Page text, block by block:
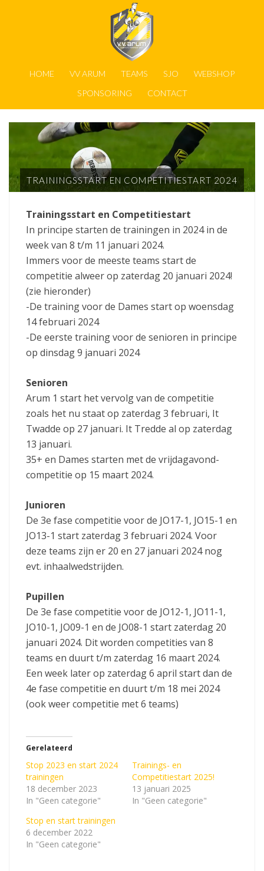
HOME VV ARUM TEAMS SJO
WEBSHOP
SPONSORING
CONTACT
TRAININGSSTART EN COMPETITIESTART 2024
Trainingsstart en Competitiestart
In principe starten de trainingen in 2024 in de
week van 8 t/m 11 januari 2024.
Immers voor de meeste teams start de
competitie alweer op zaterdag 20 januari 2024!
(zie hieronder)
-De training voor de Dames start op woensdag
14 februari 2024
-De eerste training voor de senioren in principe
op dinsdag 9 januari 2024
Senioren
Arum 1 start het vervolg van de competitie
zoals het nu staat op zaterdag 3 februari, It
Twadde op 27 januari. It Tredde al op zaterdag
13 januari.
35+ en Dames starten met de vrijdagavond-
competitie op 15 maart 2024.
Junioren
De 3e fase competitie voor de JO17-1, JO15-1 en
JO13-1 start zaterdag 3 februari 2024. Voor
deze teams zijn er 20 en 27 januari 2024 nog
evt. inhaalwedstrijden.
Pupillen
De 3e fase competitie voor de JO12-1, JO11-1,
JO10-1, JO09-1 en de JO08-1 start zaterdag 20
januari 2024. Dit worden competities van 8
teams en duurt t/m zaterdag 16 maart 2024.
Een week later op zaterdag 6 april start dan de
4e fase competitie en duurt t/m 18 mei 2024
(ook weer competitie met 6 teams)
Gerelateerd
Stop 2023 en start 2024
trainingen
18 december 2023
In "Geen categorie"
Trainings- en
Competitiestart 2025!
13 januari 2025
In "Geen categorie"
Stop en start trainingen
6 december 2022
In "Geen categorie"